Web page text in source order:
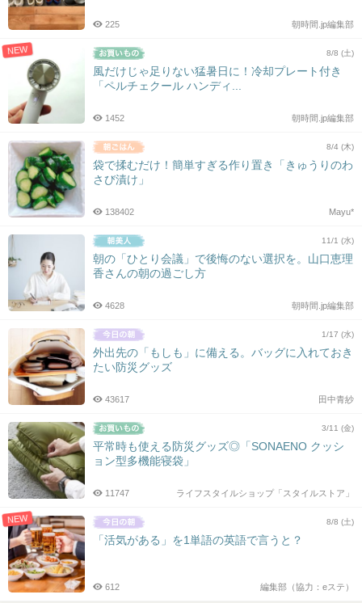
朝時間.jp編集部
225
NEW 8/8 (土)
風だけじゃ足りない猛暑日に！冷却プレート付き
「ペルチェクール ハンディ...
朝時間.jp編集部
1452
8/4 (木)
袋で揉むだけ！簡単すぎる作り置き「きゅうりのわ
さび漬け」
Mayu*
138402
11/1 (水)
朝の「ひとり会議」で後悔のない選択を。山口恵理
香さんの朝の過ごし方
朝時間.jp編集部
4628
1/17 (水)
外出先の「もしも」に備える。バッグに入れておき
たい防災グッズ
田中青紗
43617
3/11 (金)
平常時も使える防災グッズ◎「SONAENO クッシ
ョン型多機能寝袋」
ライフスタイルショップ「スタイルストア」
11747
NEW 8/8 (土)
「活気がある」を1単語の英語で言うと？
編集部（協力：eステ）
612